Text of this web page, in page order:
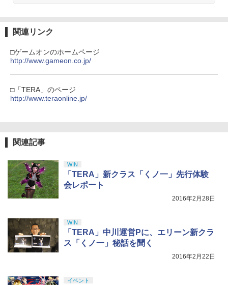
4
Nintendo Switch 2 背面 保護 フィルム
OverLay 抗菌 Brilliant for ニンテンドー
Hydro Ag+ 抗菌 抗ウイルス 高光沢タイ
￥1,393
5
￥1,045
リルコースター) [ フランシュシュ ]
4
【楽天ブックス限定先着特典+早期予約
アファイル+アクリルキーホルダー11種
5
新世紀GPX サイバーフォーミュラ BD A
LL ROUNDS COLLECTION ～OVA Seri
es～【Blu-ray】 [ 金丸淳一 ]
5
￥5,000
ZCT2J01)
￥10,737
【純正品】Xbox ワイヤレス コントロー
￥2,618
5
￥8,020
￥3,964
3
劇場版「鬼滅の刃」無限城編 第一章 猗
窩座再来 通常版 [DVD]
￥3,523
5
第三章 蛇神 (オリジナル特典:オリジナル
しイラストボード付) [DVD]
￥8,800
関連リンク
□ゲームオンのホームページ
http://www.gameon.co.jp/
□「TERA」のページ
http://www.teraonline.jp/
関連記事
WIN
「TERA」新クラス「くノ一」先行体験
会レポート
2016年2月28日
WIN
「TERA」中川運営Pに、エリーン新クラ
ス「くノ一」秘話を聞く
2016年2月22日
イベント